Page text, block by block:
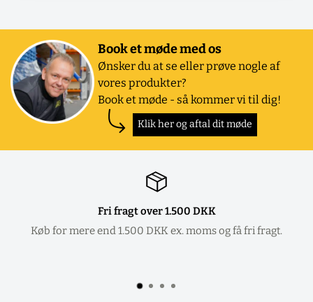
Book et møde med os
Ønsker du at se eller prøve nogle af
vores produkter?
Book et møde - så kommer vi til dig!
Klik her og aftal dit møde
Fri fragt over 1.500 DKK
Køb for mere end 1.500 DKK ex. moms og få fri fragt.